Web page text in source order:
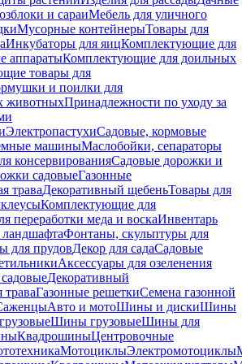
и сараиМебель для уличного
Мусорные контейнерыТовары для
Инкубаторы для яицКомплектующие для
аппаратыКомплектующие для доильных
товары для
и поилки для
животныхПринадлежности по уходу за
ЭлектропастухиСадовые, кормовые
машиныМаслобойки, сепараторы
консервированияСадовые дорожки и
садовыеГазонные
траваДекоративный щебеньТовары для
Комплектующие для
переработки меда и воскаИнвентарь
Фонтаны, скульптуры для
для прудовДекор для садаСадовые
Аксессуары для озеленения
Декоративный
траваГазонные решеткиСемена газонной
Авто и мотоШины и дискиШины
Шины грузовыеШины для
КвадрошиныЦентровочные
МотоциклыЭлектромотоциклы